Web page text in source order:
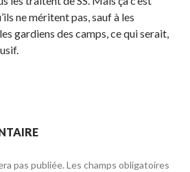
ne méritent pas, sauf à les
gardiens des camps, ce qui serait,
pas publiée. Les champs obligatoires